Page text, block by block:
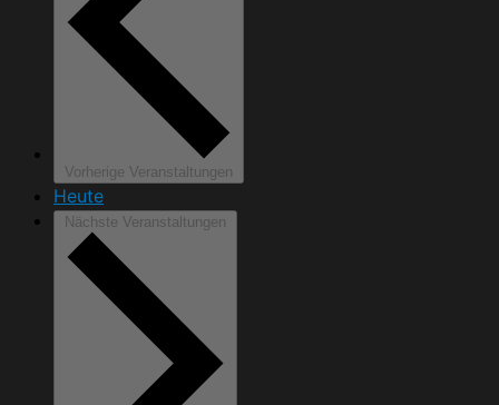
Vorherige Veranstaltungen
Heute
Nächste Veranstaltungen